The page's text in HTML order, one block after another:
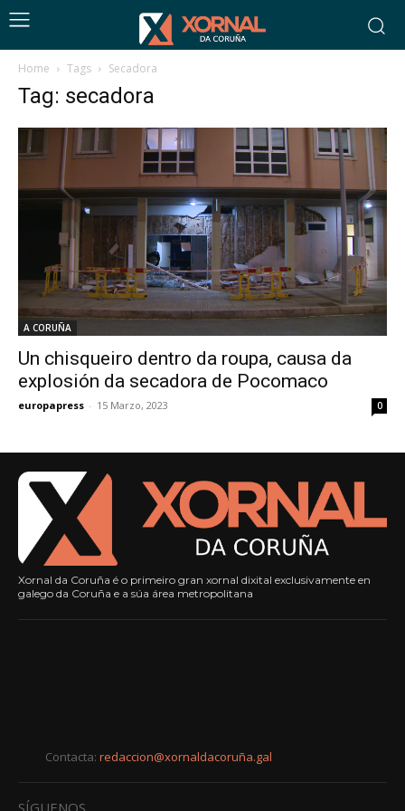
Home Tags Secadora
Tag: secadora
A CORUÑA
Un chisqueiro dentro da roupa, causa da
explosión da secadora de Pocomaco
europapress - 15 Marzo, 2023 0
Xornal da Coruña é o primeiro gran xornal dixital exclusivamente en
galego da Coruña e a súa área metropolitana
Contacta: redaccion@xornaldacoruña.gal
SÍGUENOS